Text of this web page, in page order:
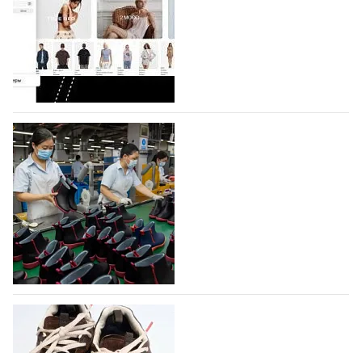
Компания BALLINA Guangzhou Lihuang Footwear
Co., Ltd., основанная в 2011 году и расположенная в
Гуанчжоу, столице моды Китая, является
профессиональной обувной компанией,
объединяющей разработку, производство и…
07.08.2026 210
На платформе Lamoda - новый раздел и
условия продвижения локальных
дизайнерских марок
Российский маркетплейс Lamoda решил обновить
раздел для продажи продукции локальных
дизайнерских марок одежды, обуви и аксессуаров.
Бренды также получат маркетинговую…
06.08.2026 428
Объем мирового производства обуви в
2025 году практически не увеличился